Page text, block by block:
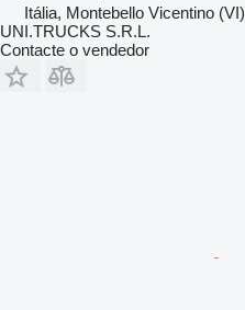
Itália, Montebello Vicentino (VI)
UNI.TRUCKS S.R.L.
Contacte o vendedor